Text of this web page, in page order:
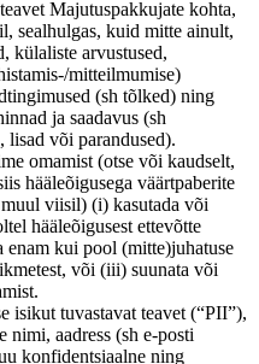
Majutuspakkujate kohta,
sealhulgas, kuid mitte ainult,
külaliste arvustused,
mitteilmumise)
(sh tõlked) ning
ja saadavus (sh
lisad või parandused).
omamist (otse või kaudselt,
hääleõigusega väärtpaberite
viisil) (i) kasutada või
hääleõigusest ettevõtte
kui pool (mitte)juhatuse
või (iii) suunata või
isikut tuvastavat teavet (“PII”),
nimi, aadress (sh e-posti
konfidentsiaalne ning